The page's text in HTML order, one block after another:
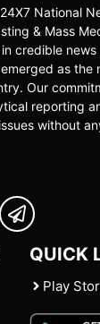
National
& Mass
credible
as the
Our
reporting
without
QUICK
Play